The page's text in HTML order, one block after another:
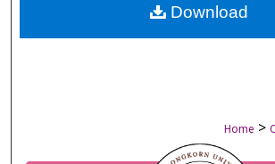
Digital Commons
Home >
Download